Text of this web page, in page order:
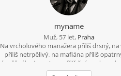
myname
Muž, 57 let, Praha
Na vrcholového manažera příliš drsný, na
příliš netrpělivý, na mafiána příliš
úspěšného investora příliš líný, na
aktivní, na to abych stárnul příliš